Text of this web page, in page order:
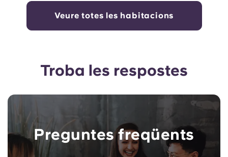
Veure totes les habitacions
Troba les respostes
Preguntes freqüents